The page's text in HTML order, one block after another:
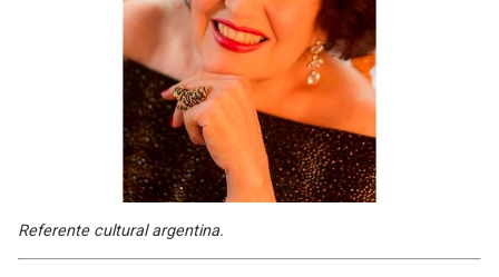
Referente cultural argentina.